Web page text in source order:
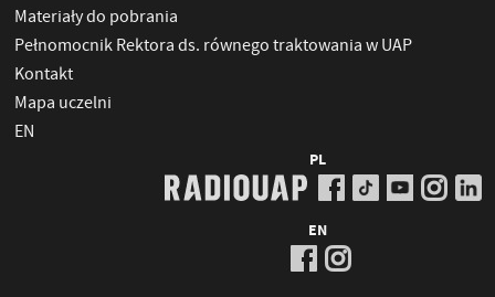
Materiały do pobrania
Pełnomocnik Rektora ds. równego traktowania w UAP
Kontakt
Mapa uczelni
EN
PL
EN